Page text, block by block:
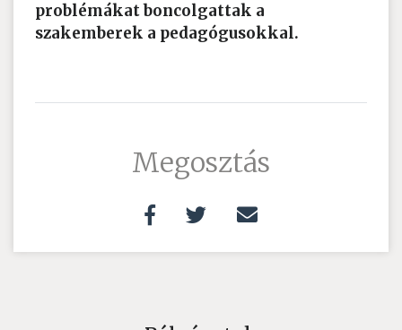
problémákat boncolgattak a
szakemberek a pedagógusokkal.
Megosztás